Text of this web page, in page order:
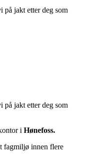
på jakt etter deg som
på jakt etter deg som
i Hønefoss.
fagmiljø innen flere